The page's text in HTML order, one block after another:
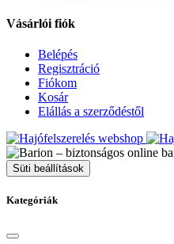
Vásárlói fiók
Belépés
Regisztráció
Fiókom
Kosár
Elállás a szerződéstől
Süti beállítások
Kategóriák